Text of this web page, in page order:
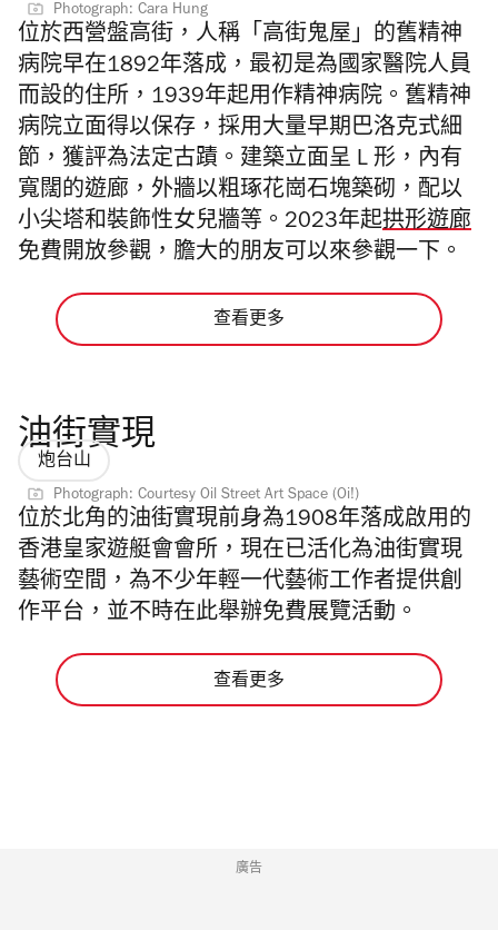
Photograph: Cara Hung
位於西營盤高街，人稱「高街鬼屋」的舊精神
病院早在1892年落成，最初是為國家醫院人員
而設的住所，1939年起用作精神病院。舊精神
病院立面得以保存，採用大量早期巴洛克式細
節，獲評為法定古蹟。建築立面呈 L 形，內有
寬闊的遊廊，外牆以粗琢花崗石塊築砌，配以
小尖塔和裝飾性女兒牆等。2023年起拱形遊廊
免費開放參觀，膽大的朋友可以來參觀一下。
查看更多
油街實現
炮台山
Photograph: Courtesy Oil Street Art Space (Oi!)
位於北角的油街實現前身為1908年落成啟用的
香港皇家遊艇會會所，現在已活化為油街實現
藝術空間，為不少年輕一代藝術工作者提供創
作平台，並不時在此舉辦免費展覽活動。
查看更多
廣告